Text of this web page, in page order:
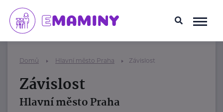
Domů Hlavní město Praha Závislost
Závislost
Hlavní město Praha